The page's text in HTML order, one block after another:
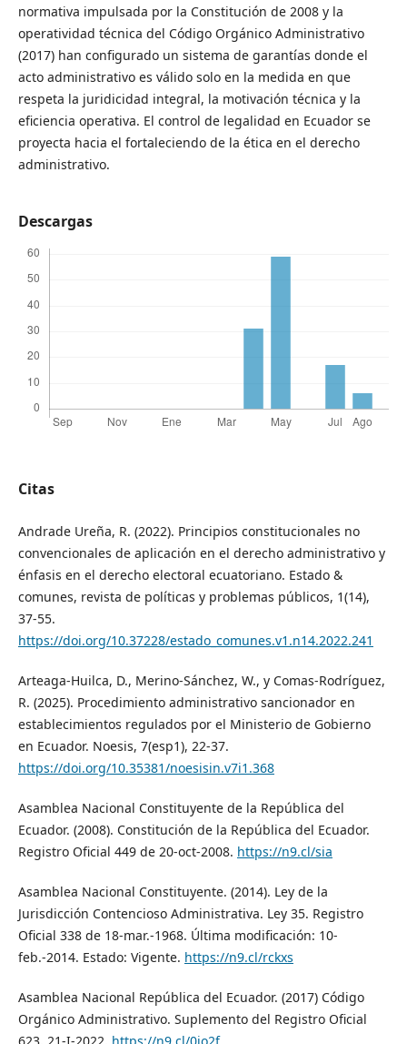
normativa impulsada por la Constitución de 2008 y la
operatividad técnica del Código Orgánico Administrativo
(2017) han configurado un sistema de garantías donde el
acto administrativo es válido solo en la medida en que
respeta la juridicidad integral, la motivación técnica y la
eficiencia operativa. El control de legalidad en Ecuador se
proyecta hacia el fortaleciendo de la ética en el derecho
administrativo.
Descargas
Citas
Andrade Ureña, R. (2022). Principios constitucionales no
convencionales de aplicación en el derecho administrativo y
énfasis en el derecho electoral ecuatoriano. Estado &
comunes, revista de políticas y problemas públicos, 1(14),
37-55.
https://doi.org/10.37228/estado_comunes.v1.n14.2022.241
Arteaga-Huilca, D., Merino-Sánchez, W., y Comas-Rodríguez,
R. (2025). Procedimiento administrativo sancionador en
establecimientos regulados por el Ministerio de Gobierno
en Ecuador. Noesis, 7(esp1), 22-37.
https://doi.org/10.35381/noesisin.v7i1.368
Asamblea Nacional Constituyente de la República del
Ecuador. (2008). Constitución de la República del Ecuador.
Registro Oficial 449 de 20-oct-2008. https://n9.cl/sia
Asamblea Nacional Constituyente. (2014). Ley de la
Jurisdicción Contencioso Administrativa. Ley 35. Registro
Oficial 338 de 18-mar.-1968. Última modificación: 10-
feb.-2014. Estado: Vigente. https://n9.cl/rckxs
Asamblea Nacional República del Ecuador. (2017) Código
Orgánico Administrativo. Suplemento del Registro Oficial